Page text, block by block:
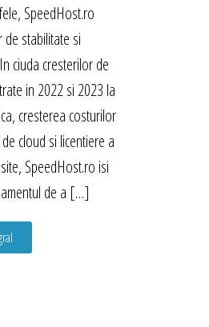
SpeedHost.ro
stabilitate si
ciuda cresterilor de
in 2022 si 2023 la
cresterea costurilor
cloud si licentiere a
SpeedHost.ro isi
de a […]